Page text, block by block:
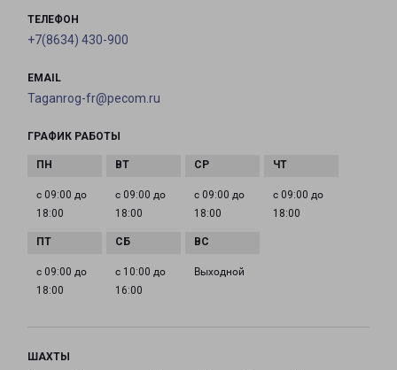
ТЕЛЕФОН
+7(8634) 430-900
EMAIL
Taganrog-fr@pecom.ru
ГРАФИК РАБОТЫ
с 09:00 до
18:00
с 09:00 до
18:00
с 09:00 до
18:00
с 09:00 до
18:00
с 09:00 до
18:00
с 10:00 до
16:00
Выходной
ШАХТЫ